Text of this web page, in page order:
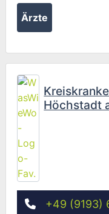
Ärzte
Höchstadt
+49 (9193)